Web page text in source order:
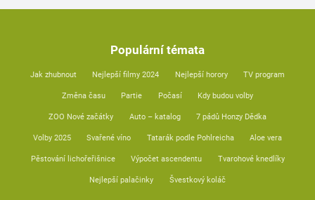
Populární témata
Jak zhubnout Nejlepší filmy 2024 Nejlepší horory TV program
Změna času Partie Počasí Kdy budou volby
ZOO Nové začátky Auto – katalog 7 pádů Honzy Dědka
Volby 2025 Svařené víno Tatarák podle Pohlreicha Aloe vera
Pěstování lichořeřišnice Výpočet ascendentu Tvarohové knedlíky
Nejlepší palačinky Švestkový koláč